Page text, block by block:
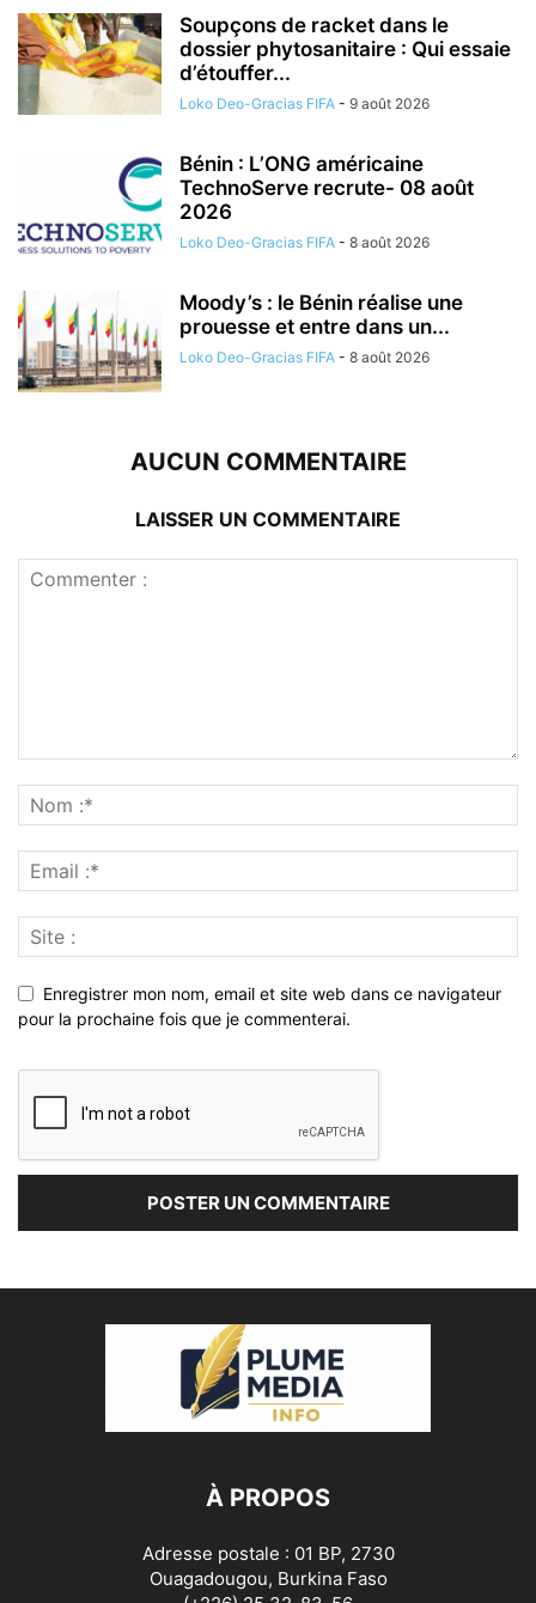
Soupçons de racket dans le
dossier phytosanitaire : Qui essaie
d’étouffer...
Loko Deo-Gracias FIFA - 9 août 2026
Bénin : L’ONG américaine
TechnoServe recrute- 08 août
2026
Loko Deo-Gracias FIFA - 8 août 2026
Moody’s : le Bénin réalise une
prouesse et entre dans un...
Loko Deo-Gracias FIFA - 8 août 2026
AUCUN COMMENTAIRE
LAISSER UN COMMENTAIRE
Enregistrer mon nom, email et site web dans ce navigateur
pour la prochaine fois que je commenterai.
À PROPOS
Adresse postale : 01 BP, 2730
Ouagadougou, Burkina Faso